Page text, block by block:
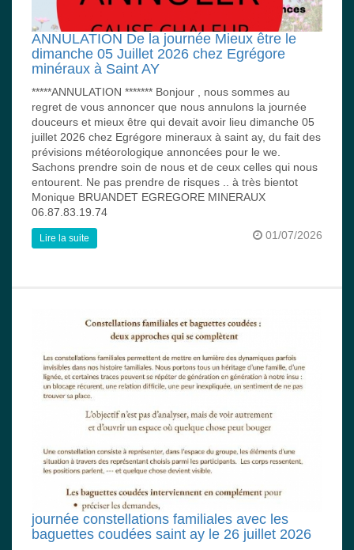
ANNULATION De la journée Mieux être le
dimanche 05 Juillet 2026 chez Egrégore
minéraux à Saint AY
*****ANNULATION ******* Bonjour , nous sommes au
regret de vous annoncer que nous annulons la journée
douceurs et mieux être qui devait avoir lieu dimanche 05
juillet 2026 chez Egrégore mineraux à saint ay, du fait des
prévisions météorologique annoncées pour le we.
Sachons prendre soin de nous et de ceux celles qui nous
entourent. Ne pas prendre de risques .. à très bientot
Monique BRUANDET EGREGORE MINERAUX
06.87.83.19.74
01/07/2026
Lire la suite
journée constellations familiales avec les
baguettes coudées saint ay le 26 juillet 2026